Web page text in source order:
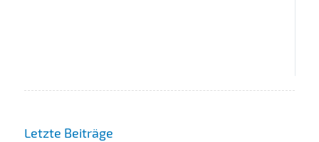
Letzte Beiträge